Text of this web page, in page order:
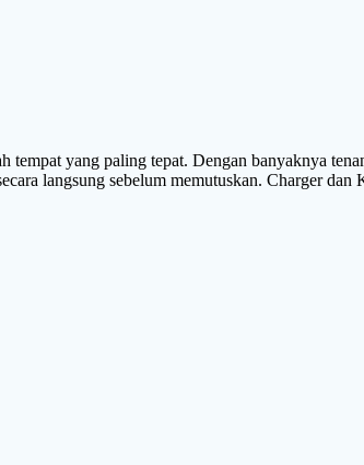
yang paling tepat. Dengan banyaknya
langsung sebelum memutuskan. Charger